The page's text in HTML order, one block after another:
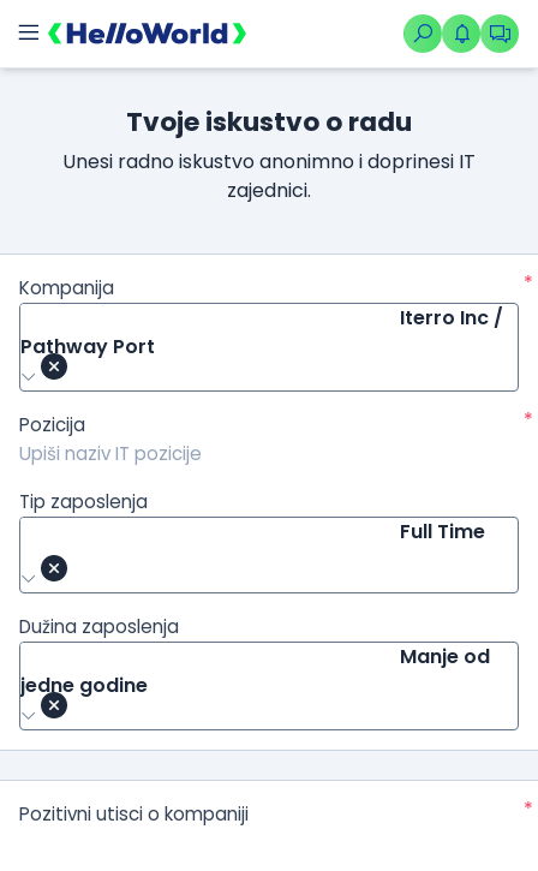
Tvoje iskustvo o radu
Unesi radno iskustvo anonimno i doprinesi IT
zajednici.
Kompanija
*
Iterro Inc /
Pathway Port
Pozicija *
Tip zaposlenja
Full Time
Dužina zaposlenja
Manje od
jedne godine
Pozitivni utisci o kompaniji *
/kompanije/iskustvo/